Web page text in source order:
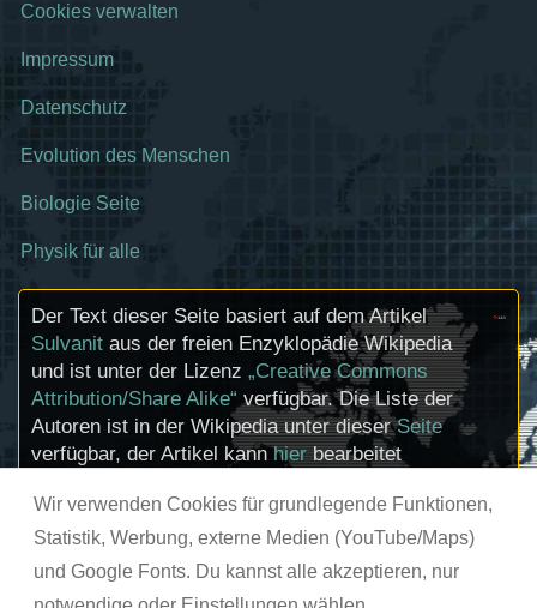
Wir verwenden Cookies für grundlegende Funktionen,
Statistik, Werbung, externe Medien (YouTube/Maps)
und Google Fonts. Du kannst alle akzeptieren, nur
Cookies verwalten
Impressum
Datenschutz
Evolution des Menschen
Biologie Seite
Physik für alle
Der Text dieser Seite basiert auf dem Artikel
Sulvanit aus der freien Enzyklopädie Wikipedia
und ist unter der Lizenz „Creative Commons
Attribution/Share Alike“ verfügbar. Die Liste der
Autoren ist in der Wikipedia unter dieserSeite
verfügbar, der Artikel kannhierbearbeitet
zum Lizenzstatus eingebundener Mediendateien
(etwa Bilder oder Videos) können im Regelfall
durch Anklicken dieser abgerufen werden.